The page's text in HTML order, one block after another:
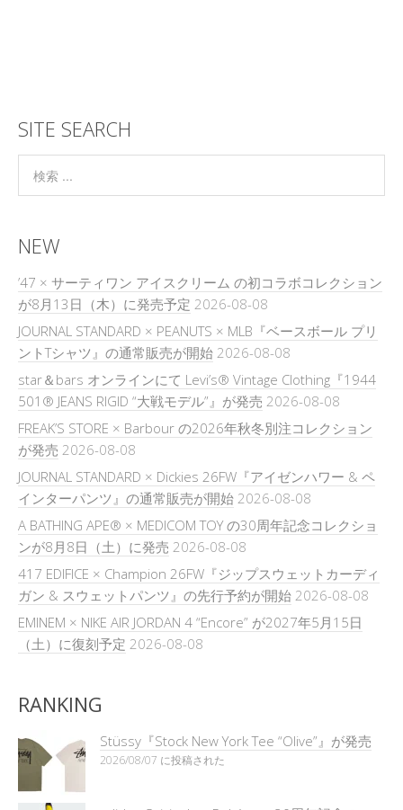
SITE SEARCH
NEW
’47 × サーティワン アイスクリーム の初コラボコレクション
が8月13日（木）に発売予定 2026-08-08
JOURNAL STANDARD × PEANUTS × MLB『ベースボール プリ
ントTシャツ』の通常販売が開始 2026-08-08
star＆bars オンラインにて Levi’s® Vintage Clothing『1944
501® JEANS RIGID “大戦モデル”』が発売 2026-08-08
FREAK’S STORE × Barbour の2026年秋冬別注コレクション
が発売 2026-08-08
JOURNAL STANDARD × Dickies 26FW『アイゼンハワー & ペ
インターパンツ』の通常販売が開始 2026-08-08
A BATHING APE® × MEDICOM TOY の30周年記念コレクショ
ンが8月8日（土）に発売 2026-08-08
417 EDIFICE × Champion 26FW『ジップスウェットカーディ
ガン & スウェットパンツ』の先行予約が開始 2026-08-08
EMINEM × NIKE AIR JORDAN 4 “Encore” が2027年5月15日
（土）に復刻予定 2026-08-08
RANKING
Stüssy『Stock New York Tee “Olive”』が発売
2026/08/07 に投稿された